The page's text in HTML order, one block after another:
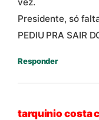
Presidente, só
PEDIU PRA SAIR
Responder
tarquinio costa